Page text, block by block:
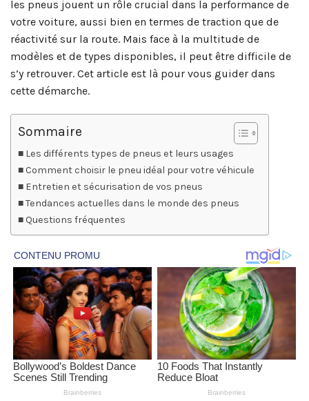
les pneus jouent un rôle crucial dans la performance de
votre voiture, aussi bien en termes de traction que de
réactivité sur la route. Mais face à la multitude de
modèles et de types disponibles, il peut être difficile de
s’y retrouver. Cet article est là pour vous guider dans
cette démarche.
Sommaire
Les différents types de pneus et leurs usages
Comment choisir le pneu idéal pour votre véhicule
Entretien et sécurisation de vos pneus
Tendances actuelles dans le monde des pneus
Questions fréquentes